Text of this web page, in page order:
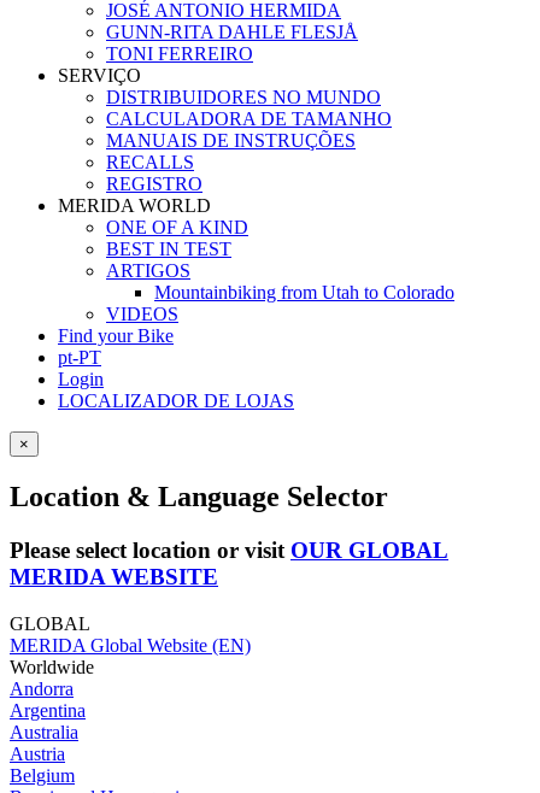
JOSÉ ANTONIO HERMIDA
GUNN-RITA DAHLE FLESJÅ
TONI FERREIRO
SERVIÇO
DISTRIBUIDORES NO MUNDO
CALCULADORA DE TAMANHO
MANUAIS DE INSTRUÇÕES
RECALLS
REGISTRO
MERIDA WORLD
ONE OF A KIND
BEST IN TEST
ARTIGOS
Mountainbiking from Utah to Colorado
VIDEOS
Find your Bike
pt-PT
Login
LOCALIZADOR DE LOJAS
×
Location & Language Selector
Please select location or visit OUR GLOBAL
MERIDA WEBSITE
GLOBAL
MERIDA Global Website (EN)
Worldwide
Andorra
Argentina
Australia
Austria
Belgium